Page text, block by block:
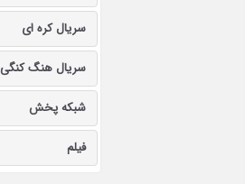
سریال کره ای
سریال هنگ کنگی
شبکه پخش
فیلم